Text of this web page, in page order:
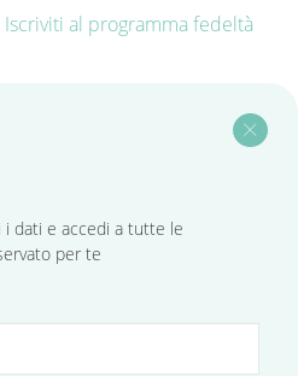
Iscriviti al programma fedeltà
close
i dati e accedi a tutte le
per te